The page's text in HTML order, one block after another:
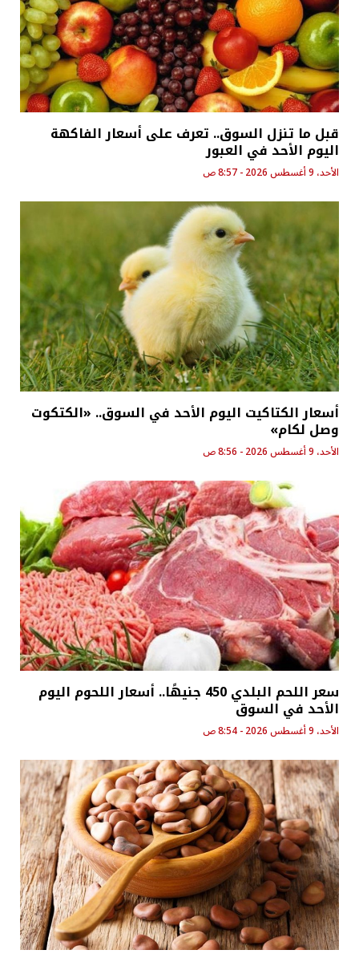
قبل ما تنزل السوق.. تعرف على أسعار الفاكهة
اليوم الأحد في العبور
الأحد، 9 أغسطس 2026 - 8:57 ص
أسعار الكتاكيت اليوم الأحد في السوق.. «الكتكوت
وصل لكام»
الأحد، 9 أغسطس 2026 - 8:56 ص
سعر اللحم البلدي 450 جنيهًا.. أسعار اللحوم اليوم
الأحد في السوق
الأحد، 9 أغسطس 2026 - 8:54 ص